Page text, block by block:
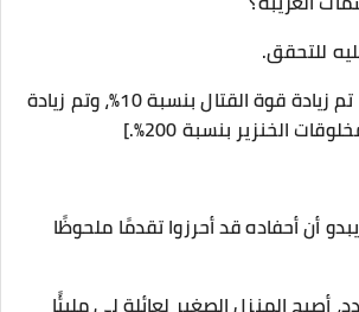
للتحقق.
[قاتل الخنزير البري: تم زيادة قوة القتال بنسبة 10%، وتم زيادة
الخنزير بنسبة 200%.]
أن أحفاده قد أحرزوا تقدمًا ملحوظًا
أصبح المنزل الصغير لعائلة لي مليئًا